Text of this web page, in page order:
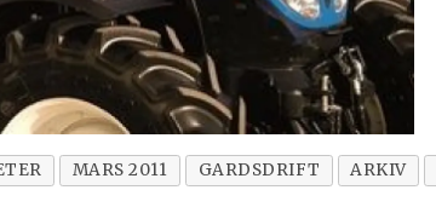
MARS 2011 GARDSDRIFT ARKIV